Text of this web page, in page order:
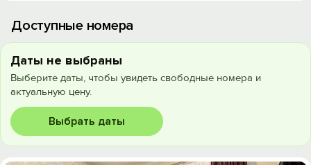
Доступные номера
Даты не выбраны
Выберите даты, чтобы увидеть свободные номера и
актуальную цену.
Выбрать даты